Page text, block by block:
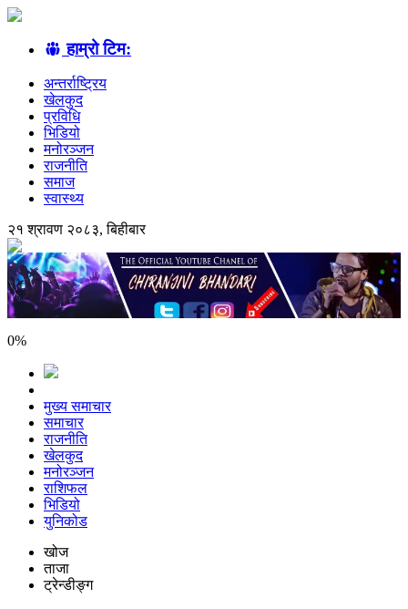
हाम्रो टिम:
अन्तर्राष्ट्रिय
खेलकुद
प्रविधि
भिडियो
मनोरञ्जन
राजनीति
समाज
स्वास्थ्य
२१ श्रावण २०८३, बिहीबार
0%
मुख्य समाचार
समाचार
राजनीति
खेलकुद
मनोरञ्जन
राशिफल
भिडियो
युनिकोड
खोज
ताजा
ट्रेन्डीङ्ग